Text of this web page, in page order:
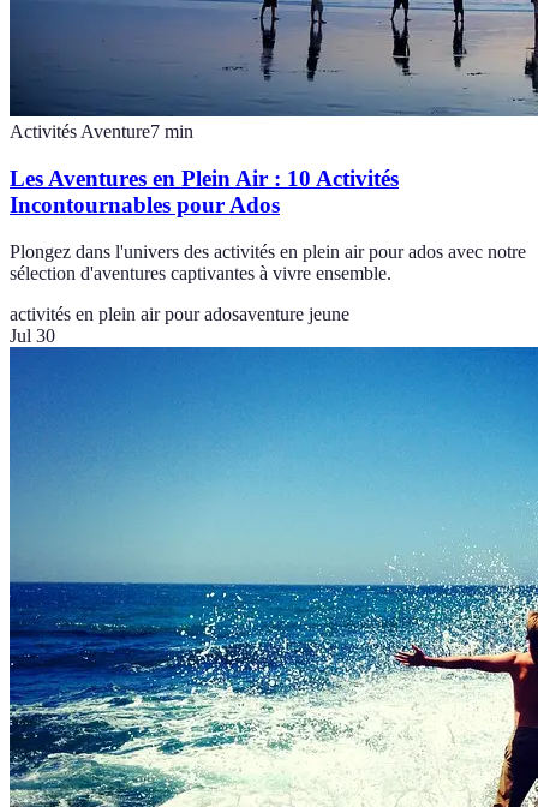
Activités Aventure7 min
Les Aventures en Plein Air : 10 Activités
Incontournables pour Ados
Plongez dans l'univers des activités en plein air pour ados avec notre
sélection d'aventures captivantes à vivre ensemble.
activités en plein air pour adosaventure jeune
Jul 30